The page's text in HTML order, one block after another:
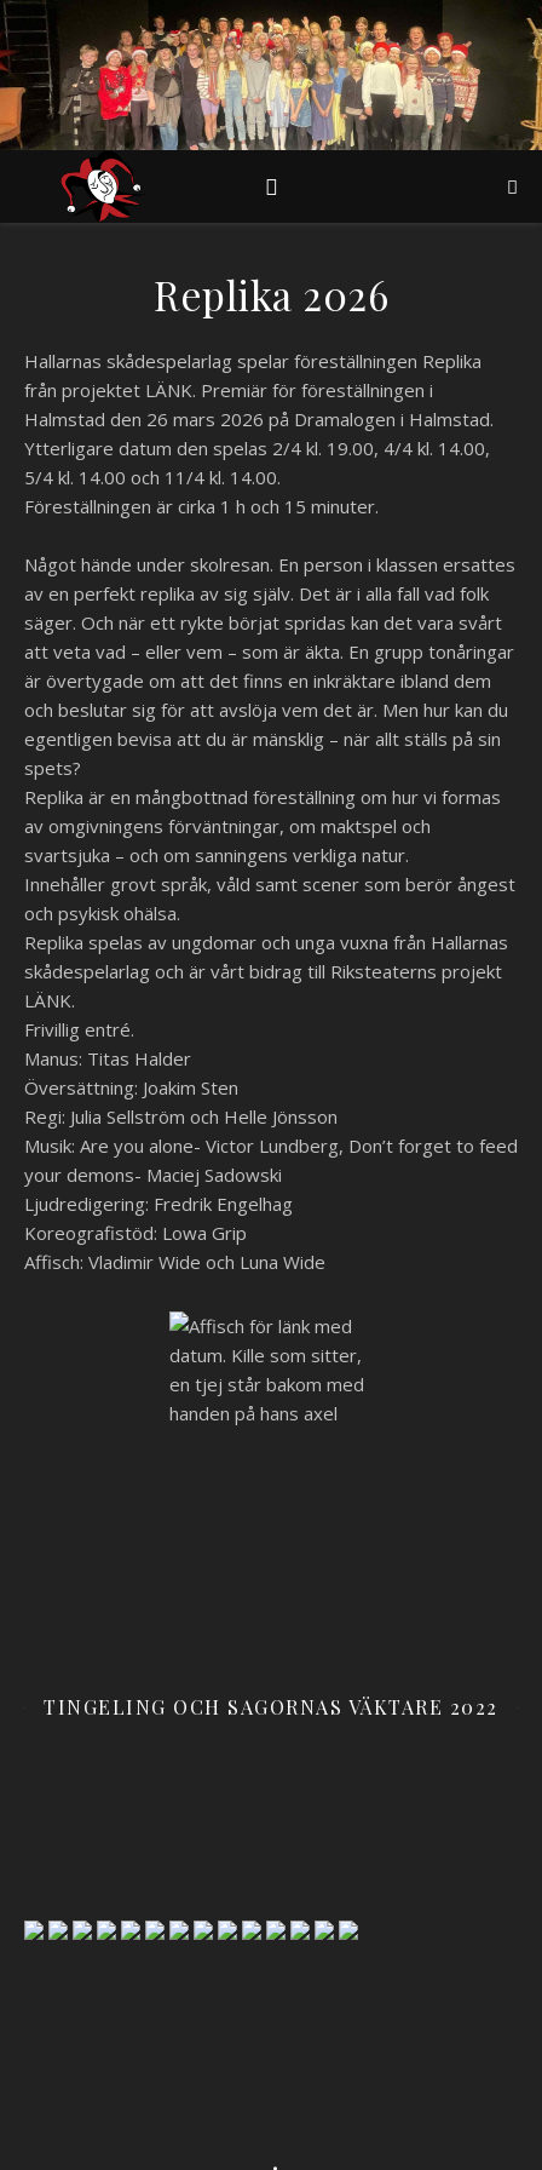
Replika 2026
Hallarnas skådespelarlag spelar föreställningen Replika
från projektet LÄNK. Premiär för föreställningen i
Halmstad den 26 mars 2026 på Dramalogen i Halmstad.
Ytterligare datum den spelas 2/4 kl. 19.00, 4/4 kl. 14.00,
5/4 kl. 14.00 och 11/4 kl. 14.00.
Föreställningen är cirka 1 h och 15 minuter.
Något hände under skolresan. En person i klassen ersattes
av en perfekt replika av sig själv. Det är i alla fall vad folk
säger. Och när ett rykte börjat spridas kan det vara svårt
att veta vad – eller vem – som är äkta. En grupp tonåringar
är övertygade om att det finns en inkräktare ibland dem
och beslutar sig för att avslöja vem det är. Men hur kan du
egentligen bevisa att du är mänsklig – när allt ställs på sin
spets?
Replika är en mångbottnad föreställning om hur vi formas
av omgivningens förväntningar, om maktspel och
svartsjuka – och om sanningens verkliga natur.
Innehåller grovt språk, våld samt scener som berör ångest
och psykisk ohälsa.
Replika spelas av ungdomar och unga vuxna från Hallarnas
skådespelarlag och är vårt bidrag till Riksteaterns projekt
LÄNK.
Frivillig entré.
Manus: Titas Halder
Översättning: Joakim Sten
Regi: Julia Sellström och Helle Jönsson
Musik: Are you alone- Victor Lundberg, Don’t forget to feed
your demons- Maciej Sadowski
Ljudredigering: Fredrik Engelhag
Koreografistöd: Lowa Grip
Affisch: Vladimir Wide och Luna Wide
TINGELING OCH SAGORNAS VÄKTARE 2022